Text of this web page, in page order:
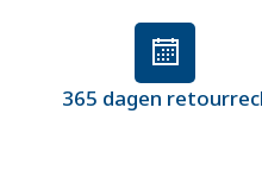
365 dagen